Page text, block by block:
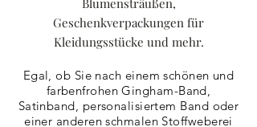
Blumensträußen,
Geschenkverpackungen für
Kleidungsstücke und mehr.
Egal, ob Sie nach einem schönen und
farbenfrohen Gingham-Band,
Satinband, personalisiertem Band oder
einer anderen schmalen Stoffweberei